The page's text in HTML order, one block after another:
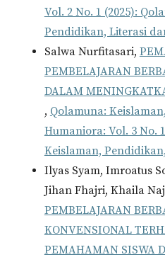
Vol. 2 No. 1 (2025):
Pendidikan, Literasi
Salwa Nurfitasari,
PEMBELAJARAN
DALAM
, Qolamuna:
Humaniora: Vol. 3 No.
Keislaman,
Ilyas Syam, Imroatus
Jihan Fhajri, Khaila
PEMBELAJARAN
KONVENSIONAL
PEMAHAMAN SISWA